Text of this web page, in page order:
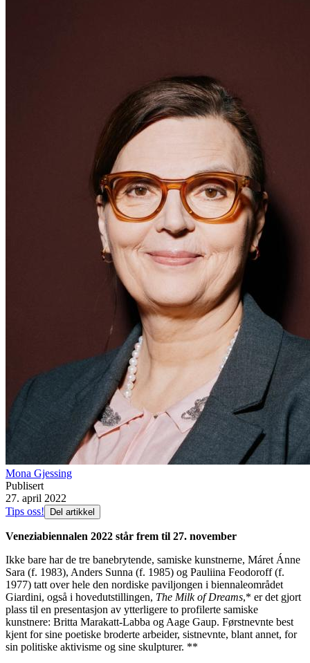
Mona Gjessing
Publisert
27. april 2022
Tips oss!
Del artikkel
Veneziabiennalen 2022 står frem til 27. november
Ikke bare har de tre banebrytende, samiske kunstnerne, Máret Ánne
Sara (f. 1983), Anders Sunna (f. 1985) og Pauliina Feodoroff (f.
1977) tatt over hele den nordiske paviljongen i biennaleområdet
Giardini, også i hovedutstillingen, The Milk of Dreams,* er det gjort
plass til en presentasjon av ytterligere to profilerte samiske
kunstnere: Britta Marakatt-Labba og Aage Gaup. Førstnevnte best
kjent for sine poetiske broderte arbeider, sistnevnte, blant annet, for
sin politiske aktivisme og sine skulpturer. **